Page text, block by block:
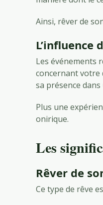
Ainsi, rêver de
L’influence
Les événements
concernant votre
sa présence dans
Plus une
onirique.
Les
Rêver de
Ce type de rêve